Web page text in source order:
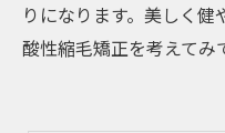
りになります。美しく健
酸性縮毛矯正を考えてみ